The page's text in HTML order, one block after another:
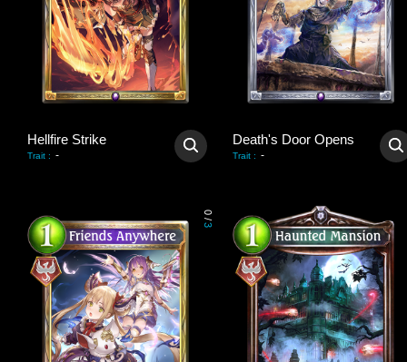
Hellfire Strike
Trait : -
Death's Door Opens
Trait : -
0
/
3